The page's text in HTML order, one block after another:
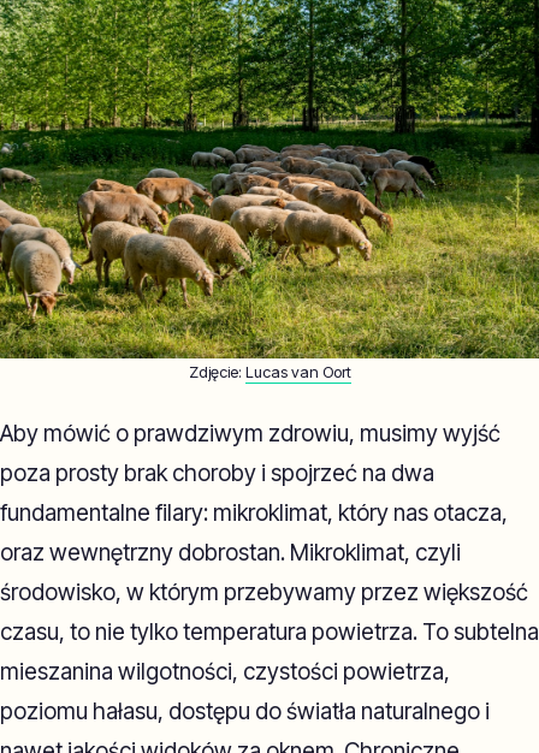
Zdjęcie: Lucas van Oort
Aby mówić o prawdziwym zdrowiu, musimy wyjść
poza prosty brak choroby i spojrzeć na dwa
fundamentalne filary: mikroklimat, który nas otacza,
oraz wewnętrzny dobrostan. Mikroklimat, czyli
środowisko, w którym przebywamy przez większość
czasu, to nie tylko temperatura powietrza. To subtelna
mieszanina wilgotności, czystości powietrza,
poziomu hałasu, dostępu do światła naturalnego i